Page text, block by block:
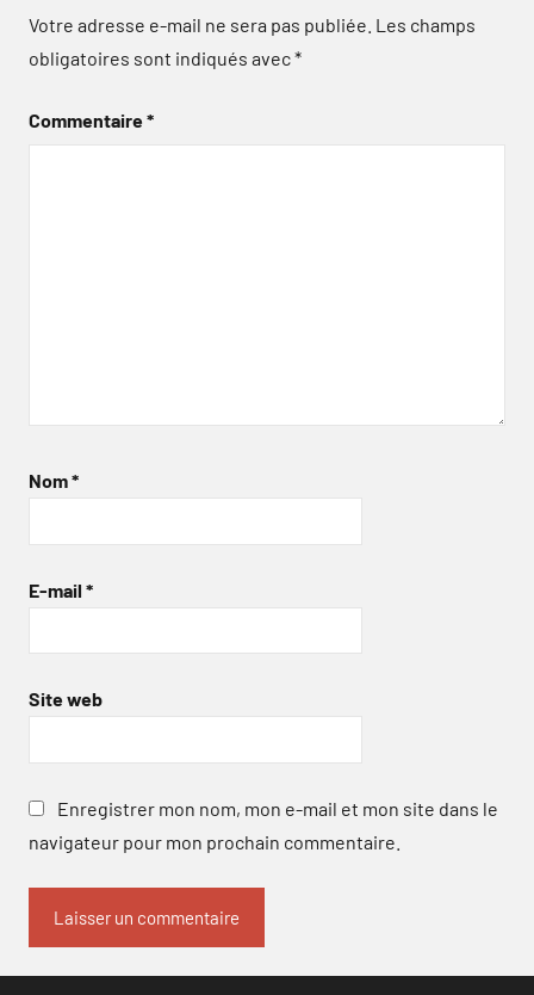
Votre adresse e-mail ne sera pas publiée. Les champs
obligatoires sont indiqués avec*
Commentaire*
Nom*
E-mail *
Site web
Enregistrer mon nom, mon e-mail et mon site dans le
navigateur pour mon prochain commentaire.